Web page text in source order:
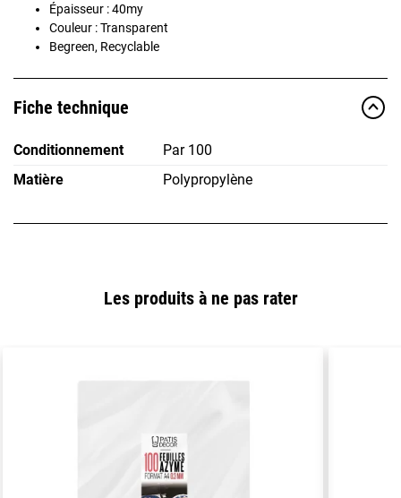
Épaisseur : 40my
Couleur : Transparent
Begreen, Recyclable
Fiche technique
Conditionnement
Par 100
Matière
Polypropylène
Les produits à ne pas rater